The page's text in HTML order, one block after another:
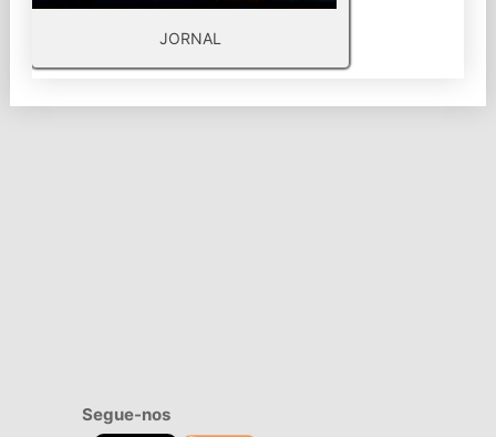
JORNAL
Segue-nos